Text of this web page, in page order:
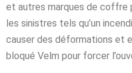
et autres marques de coffre
les sinistres tels qu’un
causer des déformations et
bloqué Velm pour forcer